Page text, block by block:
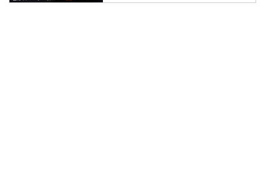
モデルの F80 STREET（原付二